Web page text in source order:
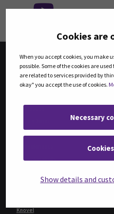
Cookies are
When you accept cookies, you make
possible. Some of the cookies are
are related to services provided by
okay" you accept the use of cookies.
Necessary
Show details and
KIRJAT
E-kirjaopas
Verkkokirjahylly
Ebsco eBook Collection
Knovel